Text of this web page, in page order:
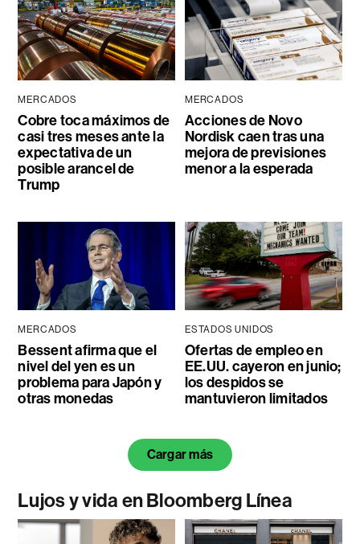
MERCADOS
Cobre toca máximos de
casi tres meses ante la
expectativa de un
posible arancel de
Trump
MERCADOS
Acciones de Novo
Nordisk caen tras una
mejora de previsiones
menor a la esperada
MERCADOS
Bessent afirma que el
nivel del yen es un
problema para Japón y
otras monedas
ESTADOS UNIDOS
Ofertas de empleo en
EE.UU. cayeron en junio;
los despidos se
mantuvieron limitados
Cargar más
Lujos y vida en Bloomberg Línea